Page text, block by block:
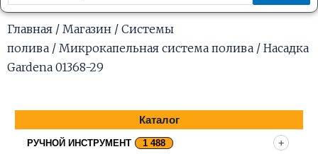
Главная / Магазин / Системы
полива / Микрокапельная система полива / Насадка
Gardena 01368-29
Каталог
РУЧНОЙ ИНСТРУМЕНТ 1 488